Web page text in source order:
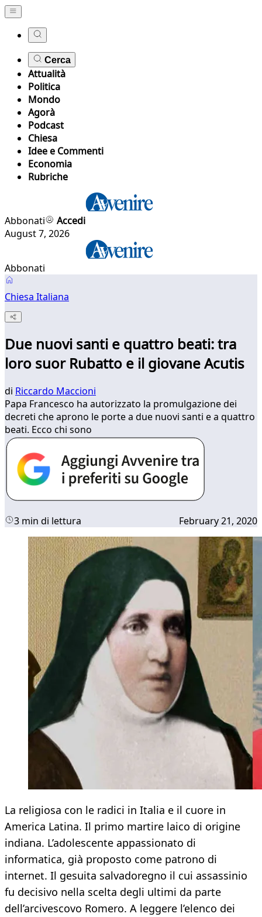
Cerca
Attualità
Politica
Mondo
Agorà
Podcast
Chiesa
Idee e Commenti
Economia
Rubriche
Abbonati
Accedi
August 7, 2026
Abbonati
Chiesa Italiana
Due nuovi santi e quattro beati: tra
loro suor Rubatto e il giovane Acutis
di Riccardo Maccioni
Papa Francesco ha autorizzato la promulgazione dei
decreti che aprono le porte a due nuovi santi e a quattro
beati. Ecco chi sono
3 min di lettura February 21, 2020
La religiosa con le radici in Italia e il cuore in
America Latina. Il primo martire laico di origine
indiana. L’adolescente appassionato di
informatica, già proposto come patrono di
internet. Il gesuita salvadoregno il cui assassinio
fu decisivo nella scelta degli ultimi da parte
dell’arcivescovo Romero. A leggere l’elenco dei